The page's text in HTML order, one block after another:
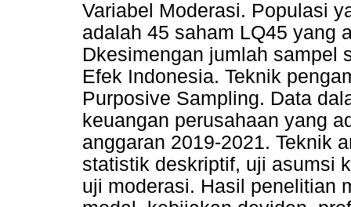
Variabel Moderasi. Populasi
adalah 45 saham LQ45 yang
Dkesimengan jumlah sampel
Efek Indonesia. Teknik
Purposive Sampling. Data
keuangan perusahaan yang
anggaran 2019-2021. Teknik
statistik deskriptif, uji asumsi
uji moderasi. Hasil penelitian